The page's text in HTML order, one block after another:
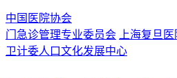
中国医院协会
门急诊管理专业委员会 上海复旦医
卫计委人口文化发展中心